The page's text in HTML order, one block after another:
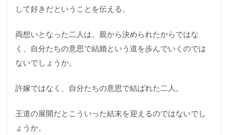
して好きだということを伝える。
両想いとなった二人は、親から決められたからではな
く、自分たちの意思で結婚という道を歩んでいくのでは
ないでしょうか。
許嫁ではなく、自分たちの意思で結ばれた二人。
王道の展開だとこういった結末を迎えるのではないでし
ょうか。